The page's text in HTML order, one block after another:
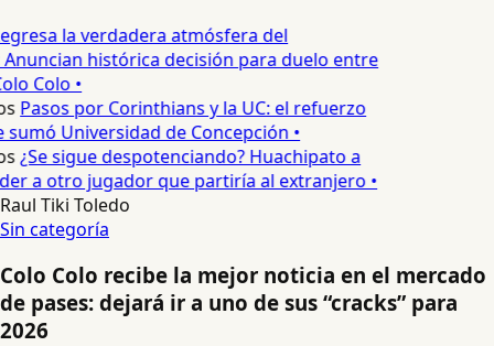
la verdadera atmósfera del
histórica decisión para duelo entre
Colo •
Pasos por Corinthians y la UC: el refuerzo
Universidad de Concepción •
¿Se sigue despotenciando? Huachipato a
a otro jugador que partiría al extranjero •
Raul Tiki Toledo
Sin categoría
Colo Colo recibe la mejor noticia en el mercado
de pases: dejará ir a uno de sus “cracks” para
2026